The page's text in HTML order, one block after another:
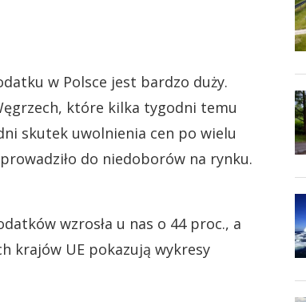
w Polsce jest bardzo duży.
które kilka tygodni temu
skutek uwolnienia cen po wielu
do niedoborów na rynku.
wzrosła u nas o 44 proc., a
krajów UE pokazują wykresy